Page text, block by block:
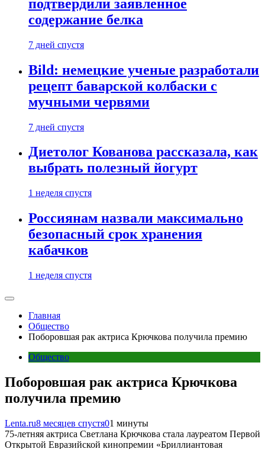
подтвердили заявленное
содержание белка
7 дней спустя
Bild: немецкие ученые разработали
рецепт баварской колбаски с
мучными червями
7 дней спустя
Диетолог Кованова рассказала, как
выбрать полезный йогурт
1 неделя спустя
Россиянам назвали максимально
безопасный срок хранения
кабачков
1 неделя спустя
Главная
Общество
Поборовшая рак актриса Крючкова получила премию
Общество
Поборовшая рак актриса Крючкова
получила премию
Lenta.ru8 месяцев спустя01 минуты
75-летняя актриса Светлана Крючкова стала лауреатом Первой
Открытой Евразийской кинопремии «Бриллиантовая